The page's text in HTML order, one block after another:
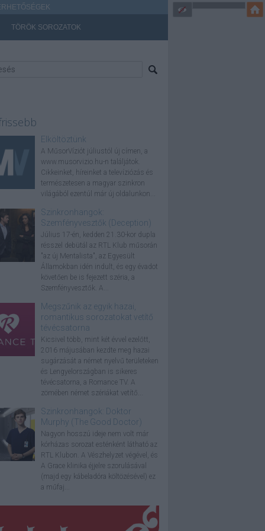
TÖRÖK SOROZATOK
Elköltöztünk
A MűsorVíziót júliustól új címen, a
www.musorvizio.hu-n találjátok.
Cikkeinket, híreinket a televíziózás és
természetesen a magyar szinkron
világából ezentúl már új oldalunkon...
Szinkronhangok:
Szemfényvesztők (Deception)
Július 17-én, kedden 21.30-kor dupla
résszel debütál az RTL Klub műsorán
"az új Mentalista", az Egyesült
Államokban idén indult, és egy évadot
követően be is fejezett széria, a
Szemfényvesztők. A...
Megszűnik az egyik hazai,
romantikus sorozatokat vetítő
tévécsatorna
Kicsivel több, mint két évvel ezelőtt,
2016 májusában kezdte meg hazai
sugárzását a német nyelvű területeken
és Lengyelországban is sikeres
tévécsatorna, a Romance TV. A
zömében német szériákat vetítő...
Szinkronhangok: Doktor
Murphy (The Good Doctor)
Nagyon hosszú ideje nem volt már
kórházas sorozat esténként látható az
RTL Klubon. A Vészhelyzet végével, és
A Grace klinika éjjelre szorulásával
(majd egy kábeladóra költözésével) ez
a műfaj...